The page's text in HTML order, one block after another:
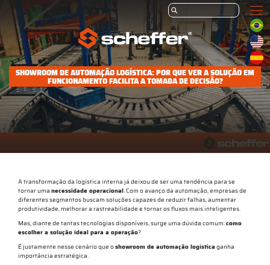
SHOWROOM DE AUTOMAÇÃO LOGÍSTICA: POR QUE VER A SOLUÇÃO EM
FUNCIONAMENTO FACILITA A TOMADA DE DECISÃO?
A transformação da logística interna já deixou de ser uma tendência para se
tornar uma necessidade operacional. Com o avanço da automação, empresas de
diferentes segmentos buscam soluções capazes de reduzir falhas, aumentar
produtividade, melhorar a rastreabilidade e tornar os fluxos mais inteligentes.
Mas, diante de tantas tecnologias disponíveis, surge uma dúvida comum:como
escolher a solução ideal para a operação?
É justamente nesse cenário que oshowroom de automação logística ganha
importância estratégica.